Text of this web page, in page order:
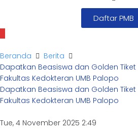
Daftar PMB
Beranda
Berita
Dapatkan Beasiswa dan Golden Tiket
Fakultas Kedokteran UMB Palopo
Dapatkan Beasiswa dan Golden Tiket
Fakultas Kedokteran UMB Palopo
Tue, 4 November 2025 2:49